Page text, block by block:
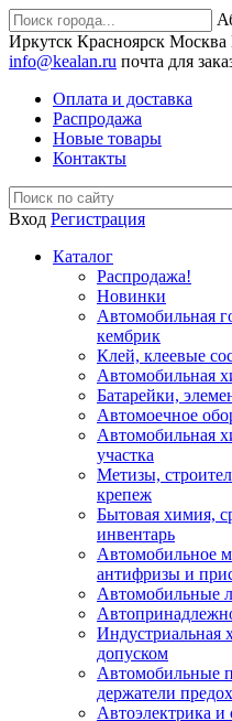
Иркутск Красноярск Москва
info@kealan.ru почта для
Оплата и доставка
Распродажа
Новые товары
Контакты
Вход Регистрация
Каталог
Распродажа!
Новинки
Автомобильная
кембрик
Клей, клеевые
Автомобильная
Батарейки,
Автомоечное
Автомобильная
участка
Метизы,
крепеж
Бытовая химия,
инвентарь
Автомобильное
антифризы и
Автомобильные
Индустриальная
допуском
Автомобильные
держатели
Автоэлектрика